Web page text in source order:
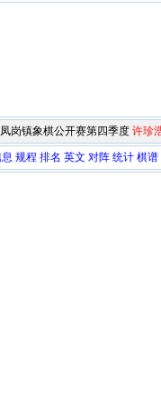
岗镇象棋公开赛第四季度 许珍
规程 排名 英文 对阵 统计 棋谱